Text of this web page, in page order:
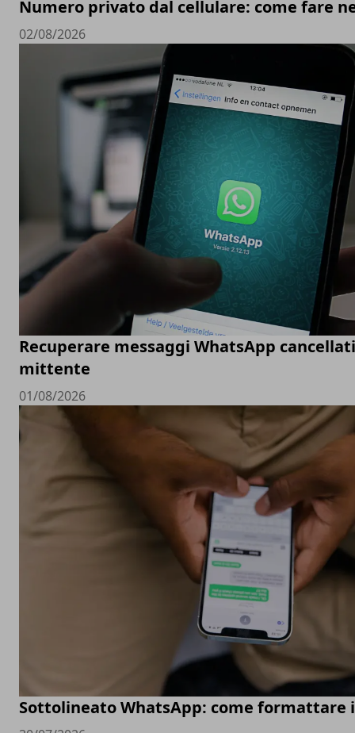
Numero privato dal cellulare: come fare
02/08/2026
Recuperare messaggi WhatsApp
mittente
01/08/2026
Sottolineato WhatsApp: come formattare